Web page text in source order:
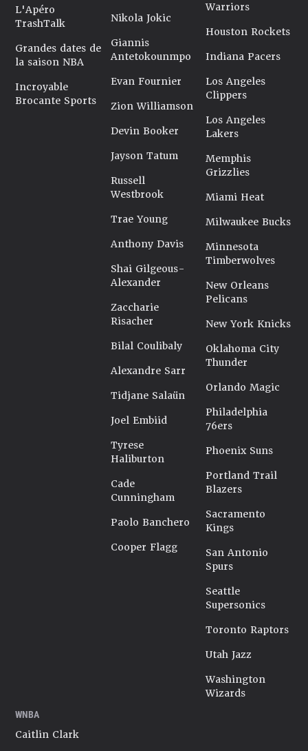
L'Apéro
TrashTalk
Grandes dates de
la saison NBA
Incroyable
Brocante Sports
Nikola Jokic
Giannis
Antetokounmpo
Evan Fournier
Zion Williamson
Devin Booker
Jayson Tatum
Russell
Westbrook
Trae Young
Anthony Davis
Shai Gilgeous-
Alexander
Zaccharie
Risacher
Bilal Coulibaly
Alexandre Sarr
Tidjane Salaün
Joel Embiid
Tyrese
Haliburton
Cade
Cunningham
Paolo Banchero
Cooper Flagg
Warriors
Houston Rockets
Indiana Pacers
Los Angeles
Clippers
Los Angeles
Lakers
Memphis
Grizzlies
Miami Heat
Milwaukee Bucks
Minnesota
Timberwolves
New Orleans
Pelicans
New York Knicks
Oklahoma City
Thunder
Orlando Magic
Philadelphia
76ers
Phoenix Suns
Portland Trail
Blazers
Sacramento
Kings
San Antonio
Spurs
Seattle
Supersonics
Toronto Raptors
Utah Jazz
Washington
Wizards
WNBA
Caitlin Clark